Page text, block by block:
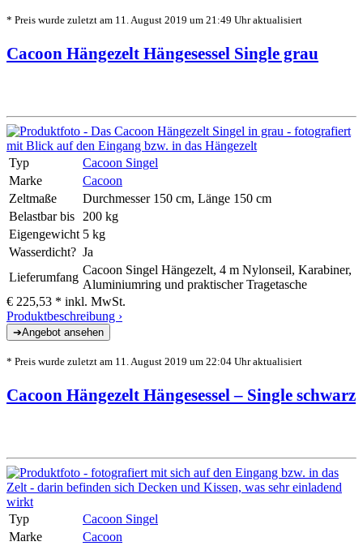
* Preis wurde zuletzt am 11. August 2019 um 21:49 Uhr aktualisiert
Cacoon Hängezelt Hängesessel Single grau
Typ
Cacoon Singel
Marke
Cacoon
Zeltmaße
Durchmesser 150 cm, Länge 150 cm
Belastbar bis
200 kg
Eigengewicht 5 kg
Wasserdicht? Ja
Lieferumfang
Cacoon Singel Hängezelt, 4 m Nylonseil, Karabiner,
Aluminiumring und praktischer Tragetasche
€ 225,53 * inkl. MwSt.
Produktbeschreibung ›
* Preis wurde zuletzt am 11. August 2019 um 22:04 Uhr aktualisiert
Cacoon Hängezelt Hängesessel – Single schwarz
Typ
Cacoon Singel
Marke
Cacoon